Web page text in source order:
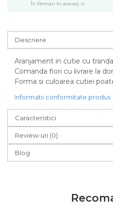
În Roman în aceiași zi
Descriere
Aranjament in cutie cu
Comanda flori cu livrare la
Forma si culoarea cutiei
Informatii conformitate produs
Caracteristici
Review-uri (0)
Blog